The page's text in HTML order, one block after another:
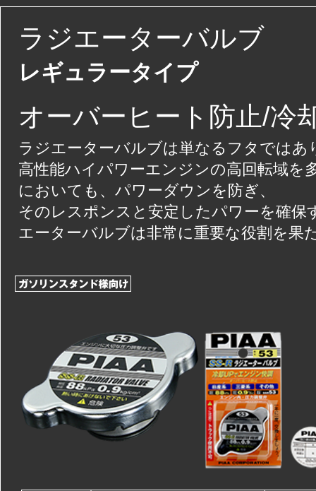
ラジエーターバルブ
レギュラータイプ
オーバーヒート防止/冷
ラジエーターバルブは単なるフタではあ
高性能ハイパワーエンジンの高回転域を
においても、パワーダウンを防ぎ、
そのレスポンスと安定したパワーを確
エーターバルブは非常に重要な役割を果